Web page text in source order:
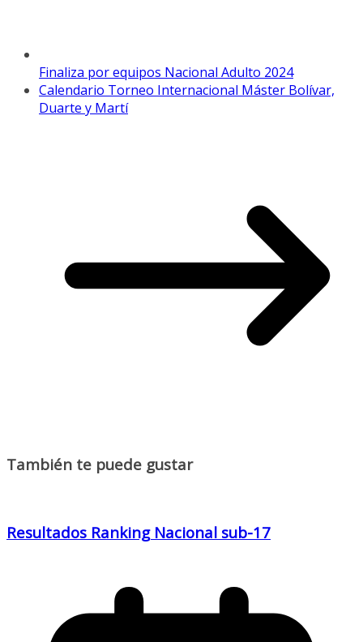
Finaliza por equipos Nacional Adulto 2024
Calendario Torneo Internacional Máster Bolívar,
Duarte y Martí
También te puede gustar
Resultados Ranking Nacional sub-17